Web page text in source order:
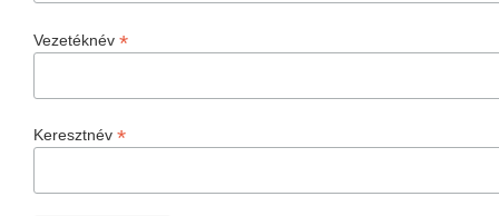
Vezetéknév *
Keresztnév *